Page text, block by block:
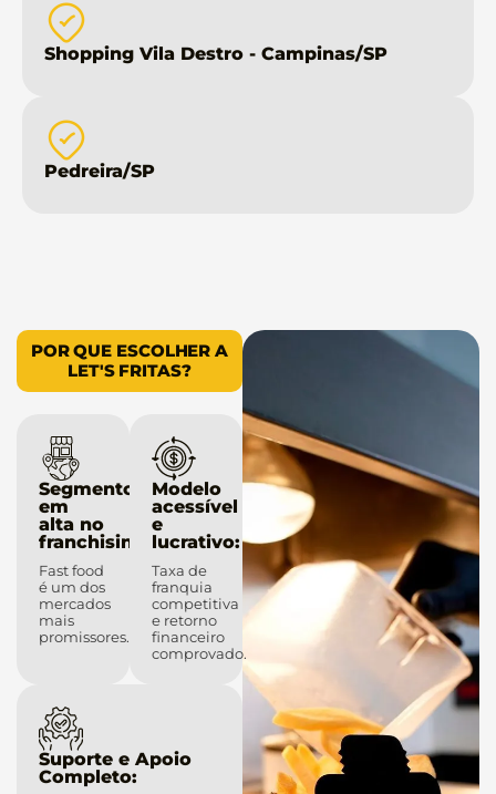
Shopping Vila Destro - Campinas/SP
Pedreira/SP
POR QUE ESCOLHER A
LET'S FRITAS?
Segmento
em
alta no
franchising:
Fast food
é um dos
mercados
mais
promissores.
Modelo
acessível
e
lucrativo:
Taxa de
franquia
competitiva
e retorno
financeiro
comprovado.
Suporte e Apoio
Completo: